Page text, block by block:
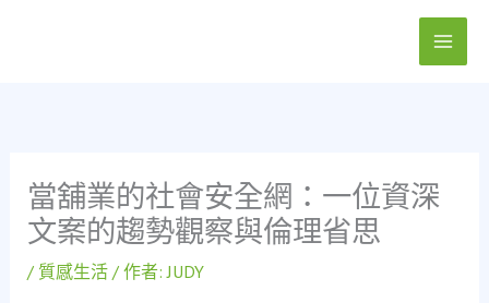
當舖業的社會安全網：一位資深
文案的趨勢觀察與倫理省思
/ 質感生活/ 作者:JUDY